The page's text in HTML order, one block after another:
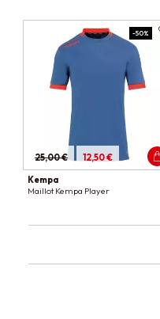
25,00 € 12,50 €
-50%
Kempa
Maillot Kempa Player